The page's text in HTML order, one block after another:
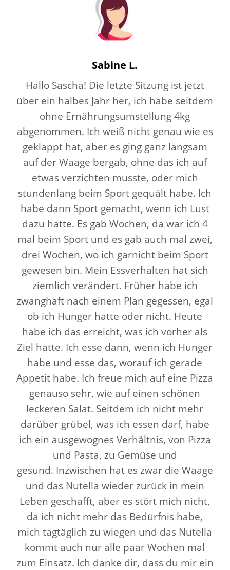
Sabine L.
Hallo Sascha! Die letzte Sitzung ist jetzt
über ein halbes Jahr her, ich habe seitdem
ohne Ernährungsumstellung 4kg
abgenommen. Ich weiß nicht genau wie es
geklappt hat, aber es ging ganz langsam
auf der Waage bergab, ohne das ich auf
etwas verzichten musste, oder mich
stundenlang beim Sport gequält habe. Ich
habe dann Sport gemacht, wenn ich Lust
dazu hatte. Es gab Wochen, da war ich 4
mal beim Sport und es gab auch mal zwei,
drei Wochen, wo ich garnicht beim Sport
gewesen bin. Mein Essverhalten hat sich
ziemlich verändert. Früher habe ich
zwanghaft nach einem Plan gegessen, egal
ob ich Hunger hatte oder nicht. Heute
habe ich das erreicht, was ich vorher als
Ziel hatte. Ich esse dann, wenn ich Hunger
habe und esse das, worauf ich gerade
Appetit habe. Ich freue mich auf eine Pizza
genauso sehr, wie auf einen schönen
leckeren Salat. Seitdem ich nicht mehr
darüber grübel, was ich essen darf, habe
ich ein ausgewognes Verhältnis, von Pizza
und Pasta, zu Gemüse und
gesund. Inzwischen hat es zwar die Waage
und das Nutella wieder zurück in mein
Leben geschafft, aber es stört mich nicht,
da ich nicht mehr das Bedürfnis habe,
mich tagtäglich zu wiegen und das Nutella
kommt auch nur alle paar Wochen mal
zum Einsatz. Ich danke dir, dass du mir ein